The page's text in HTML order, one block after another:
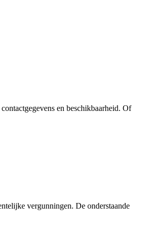
en beschikbaarheid. Of
vergunningen. De onderstaande